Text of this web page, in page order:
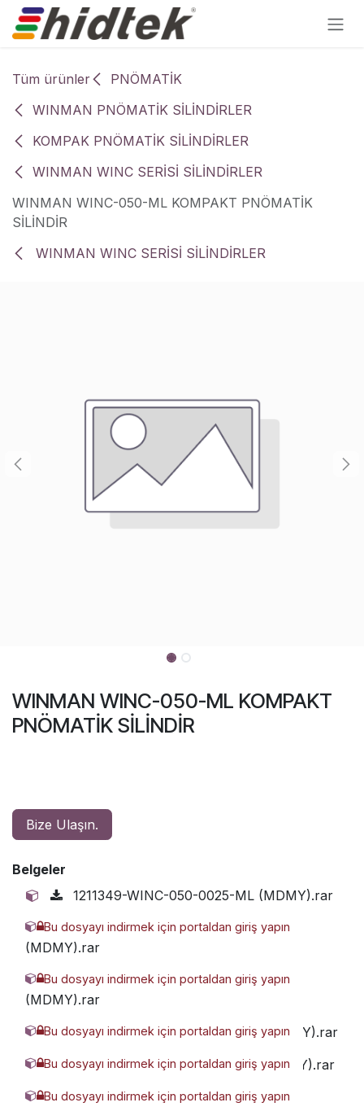
İçereği Atla
Tüm ürünler
PNÖMATİK
WINMAN PNÖMATİK SİLİNDİRLER
KOMPAK PNÖMATİK SİLİNDİRLER
WINMAN WINC SERİSİ SİLİNDİRLER
WINMAN WINC-050-ML KOMPAKT PNÖMATİK
SİLİNDİR
WINMAN WINC SERİSİ SİLİNDİRLER
WINMAN WINC-050-ML KOMPAKT
PNÖMATİK SİLİNDİR
Bize Ulaşın.
Belgeler
1211349-WINC-050-0025-ML (MDMY).rar
Bu dosyayı indirmek için portaldan giriş yapın
2676943-WINC-050-0030-ML
(MDMY).rar
Bu dosyayı indirmek için portaldan giriş yapın
2714499-WINC-050-0050-ML
(MDMY).rar
Bu dosyayı indirmek için portaldan giriş yapın
5450663-WINC-050-0015-ML (MDMY).rar
Bu dosyayı indirmek için portaldan giriş yapın
7413187-WINC-050-0010-ML (MDMY).rar
Bu dosyayı indirmek için portaldan giriş yapın
7645176-WINC-050-0020-ML